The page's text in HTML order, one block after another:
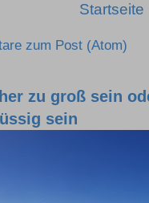
Startseite
zum Post (Atom)
zu groß sein
sein